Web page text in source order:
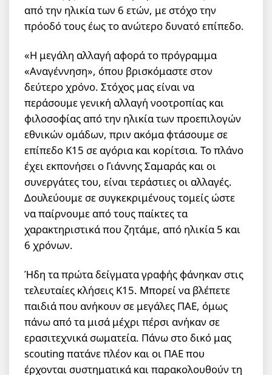
από την ηλικία των 6 ετών, με στόχο την
πρόοδό τους έως το ανώτερο δυνατό επίπεδο.
«Η μεγάλη αλλαγή αφορά το πρόγραμμα
«Αναγέννηση», όπου βρισκόμαστε στον
δεύτερο χρόνο. Στόχος μας είναι να
περάσουμε γενική αλλαγή νοοτροπίας και
φιλοσοφίας από την ηλικία των προεπιλογών
εθνικών ομάδων, πριν ακόμα φτάσουμε σε
επίπεδο Κ15 σε αγόρια και κορίτσια. Το πλάνο
έχει εκπονήσει ο Γιάννης Σαμαράς και οι
συνεργάτες του, είναι τεράστιες οι αλλαγές.
Δουλεύουμε σε συγκεκριμένους τομείς ώστε
να παίρνουμε από τους παίκτες τα
χαρακτηριστικά που ζητάμε, από ηλικία 5 και
6 χρόνων.
Ήδη τα πρώτα δείγματα γραφής φάνηκαν στις
τελευταίες κλήσεις Κ15. Μπορεί να βλέπετε
παιδιά που ανήκουν σε μεγάλες ΠΑΕ, όμως
πάνω από τα μισά μέχρι πέρσι ανήκαν σε
ερασιτεχνικά σωματεία. Πάνω στο δικό μας
scouting πατάνε πλέον και οι ΠΑΕ που
έρχονται συστηματικά και παρακολουθούν τη